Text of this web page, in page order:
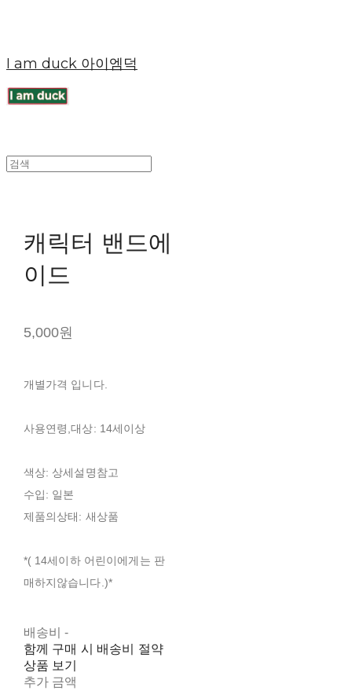
I am duck 아이엠덕
캐릭터 밴드에
이드
5,000원
개별가격 입니다.
사용연령,대상: 14세이상
색상: 상세설명참고
수입: 일본
제품의상태: 새상품
*( 14세이하 어린이에게는 판
매하지않습니다.)*
배송비-
함께 구매 시 배송비 절약
상품 보기
추가 금액